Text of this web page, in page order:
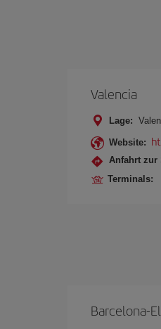
Valencia
Lage:
Website:
Anfahrt zur
Terminals:
Barcelona-